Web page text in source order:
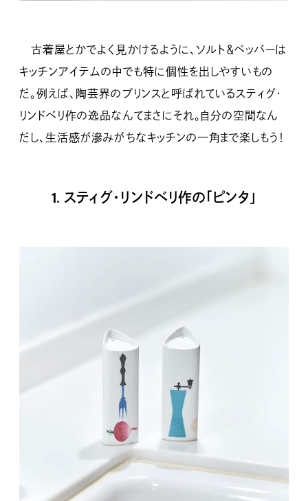
古着屋とかでよく見かけるように、ソルト＆ペッパーは
キッチンアイテムの中でも特に個性を出しやすいもの
だ。例えば、陶芸界のプリンスと呼ばれているスティグ・
リンドベリ作の逸品なんてまさにそれ。自分の空間なん
だし、生活感が滲みがちなキッチンの一角まで楽しもう！
1. スティグ・リンドベリ作の「ピンタ」